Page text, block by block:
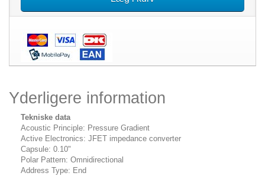
Yderligere information
Tekniske data
Acoustic Principle: Pressure Gradient
Active Electronics: JFET impedance converter
Capsule: 0.10"
Polar Pattern: Omnidirectional
Address Type: End